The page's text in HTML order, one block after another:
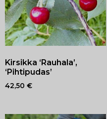
Kirsikka ‘Rauhala’,
‘Pihtipudas’
42,50 €